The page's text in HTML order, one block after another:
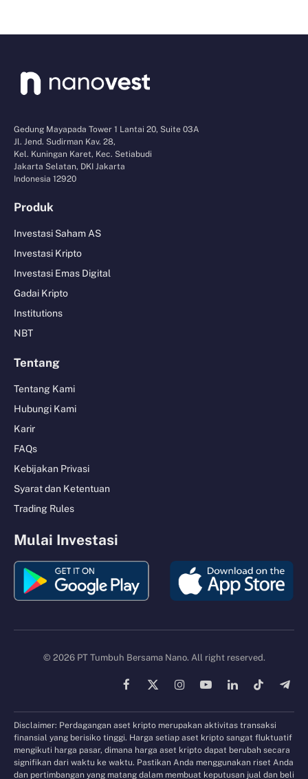
Gedung Mayapada Tower 1 Lantai 20, Suite 03A
Jl. Jend. Sudirman Kav. 28,
Kel. Kuningan Karet, Kec. Setiabudi
Jakarta Selatan, DKI Jakarta
Indonesia 12920
Produk
Investasi Saham AS
Investasi Kripto
Investasi Emas Digital
Gadai Kripto
Institutions
NBT
Tentang
Tentang Kami
Hubungi Kami
Karir
FAQs
Kebijakan Privasi
Syarat dan Ketentuan
Trading Rules
Mulai Investasi
© 2026 PT Tumbuh Bersama Nano. All right reserved.
Facebook
X
InstagramYouTubeLinkedInTikTok
Disclaimer: Perdagangan aset kripto merupakan aktivitas transaksi
finansial yang berisiko tinggi. Harga setiap aset kripto sangat fluktuatif
mengikuti harga pasar, dimana harga aset kripto dapat berubah secara
signifikan dari waktu ke waktu. Pastikan Anda menggunakan riset Anda
dan pertimbangan yang matang dalam membuat keputusan jual dan beli